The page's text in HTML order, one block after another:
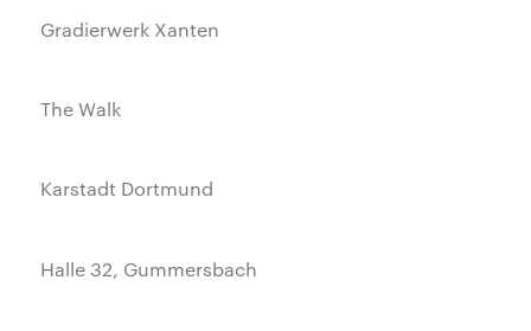
Gradierwerk Xanten
The Walk
Karstadt Dortmund
Halle 32, Gummersbach